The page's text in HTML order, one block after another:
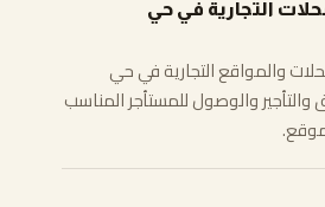
التجارية في حي
والمواقع التجارية في حي
والوصول للمستأجر المناسب